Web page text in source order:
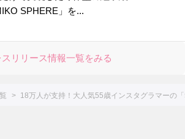
SPHERE」を...
スリリース情報一覧をみる
18万人が支持！大人気55歳インスタグラマーの